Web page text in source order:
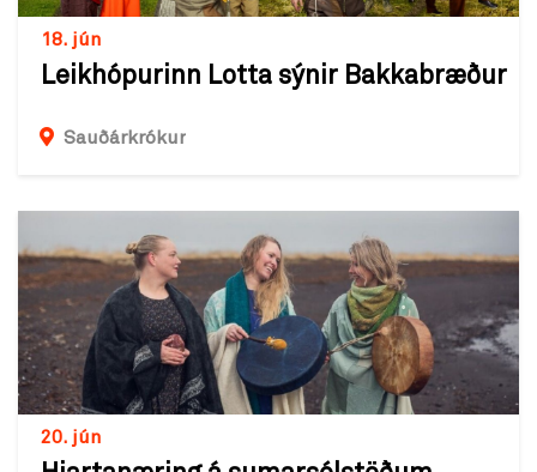
18. jún
Leikhópurinn Lotta sýnir Bakkabræður
Sauðárkrókur
20. jún